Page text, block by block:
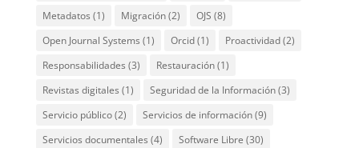
Metadatos (1) Migración(2) OJS (8)
Open Journal Systems (1) Orcid(1) Proactividad(2)
Responsabilidades (3) Restauración(1)
Revistas digitales (1) Seguridad de la Información(3)
Servicio público(2) Servicios de información(9)
Servicios documentales (4) Software Libre (30)